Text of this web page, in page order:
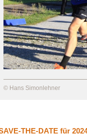
© Hans Simonlehner
THE-DATE für